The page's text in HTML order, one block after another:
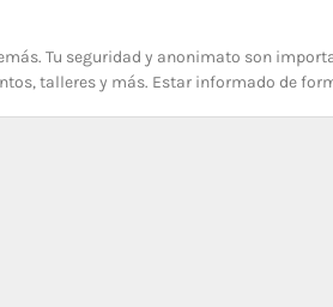
Tu seguridad y anonimato son
talleres y más. Estar informado de